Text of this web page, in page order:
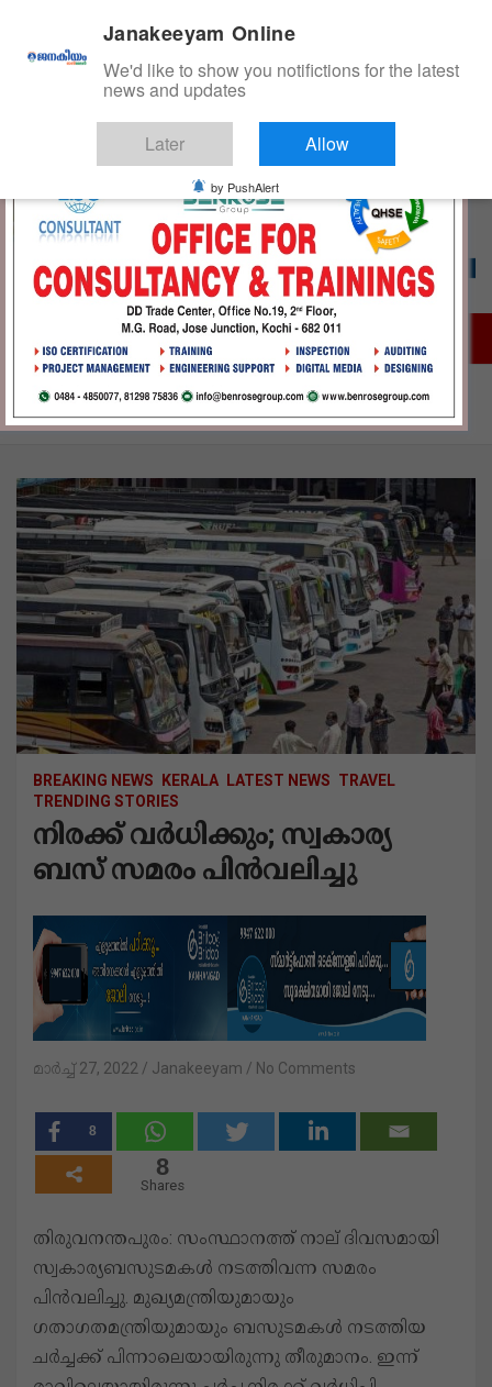
n
ജനകീയം ഓൺ‌ലൈൻ
Home
നിരക്ക് വർധിക്കും; സ്വകാര്യ ബസ് സമരം പിൻവലിച്ചു
BREAKING NEWS KERALA LATEST NEWS TRAVEL
TRENDING STORIES
നിരക്ക് വർധിക്കും; സ്വകാര്യ
ബസ് സമരം പിൻവലിച്ചു
മാർച്ച്‌ 27, 2022 Janakeeyam No Comments
8
8
Shares
തിരുവനന്തപുരം: സംസ്ഥാനത്ത് നാല് ദിവസമായി
സ്വകാര്യബസുടമകൾ നടത്തിവന്ന സമരം
പിൻവലിച്ചു. മുഖ്യമന്ത്രിയുമായും
ഗതാഗതമന്ത്രിയുമായും ബസുടമകൾ നടത്തിയ
ചർച്ചക്ക് പിന്നാലെയായിരുന്നു തീരുമാനം. ഇന്ന്
Janakeeyam Online
We'd like to show you notifictions for the latest
news and updates
Later Allow
by PushAlert